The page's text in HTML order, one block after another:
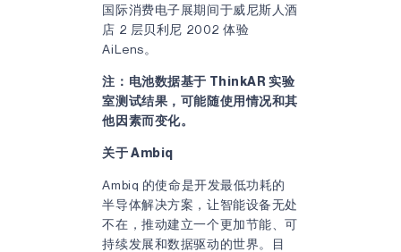
国际消费电子展期间于威尼斯人酒
店 2 层贝利尼 2002 体验
AiLens。
注：电池数据基于 ThinkAR 实验
室测试结果，可能随使用情况和其
他因素而变化。
关于 Ambiq
Ambiq 的使命是开发最低功耗的
半导体解决方案，让智能设备无处
不在，推动建立一个更加节能、可
持续发展和数据驱动的世界。目